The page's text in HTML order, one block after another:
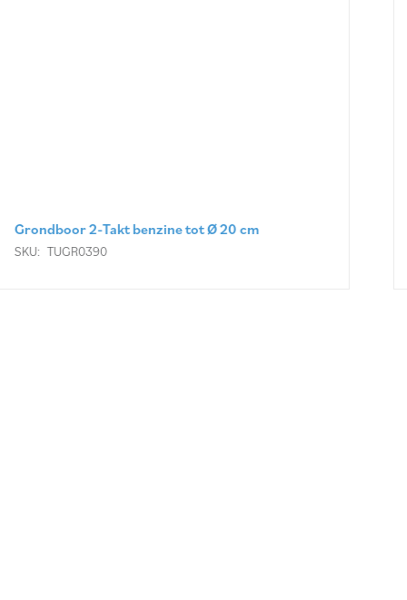
Grondboor op neuswiel benzine tot Ø 35 cm
SKU: TUGR0325